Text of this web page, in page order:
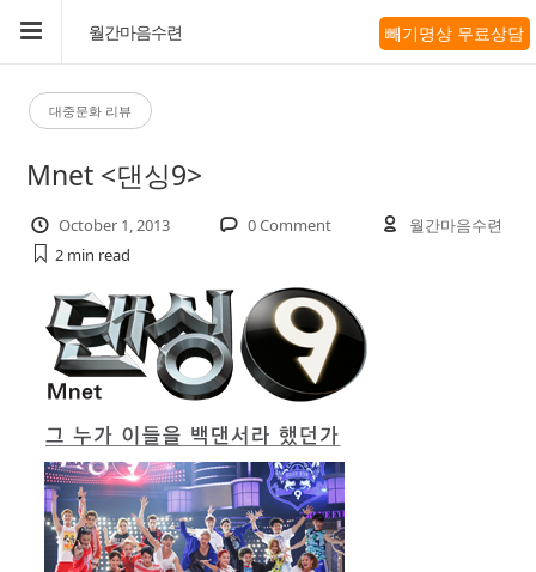
월간마음수련 빼기명상 무료상담
대중문화 리뷰
Mnet <댄싱9>
October 1, 2013 0 Comment
월간마음수련
2 min read